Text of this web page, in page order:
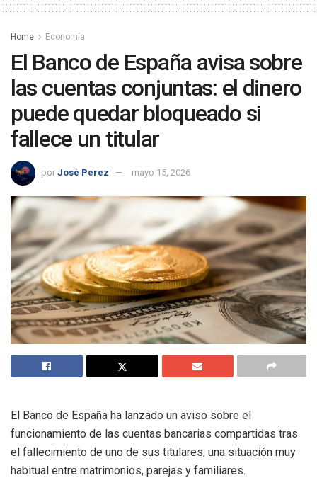
Home Economía
El Banco de España avisa sobre
las cuentas conjuntas: el dinero
puede quedar bloqueado si
fallece un titular
por José Perez mayo 15, 2026
El Banco de España ha lanzado un aviso sobre el
funcionamiento de las cuentas bancarias compartidas tras
el fallecimiento de uno de sus titulares, una situación muy
habitual entre matrimonios, parejas y familiares.